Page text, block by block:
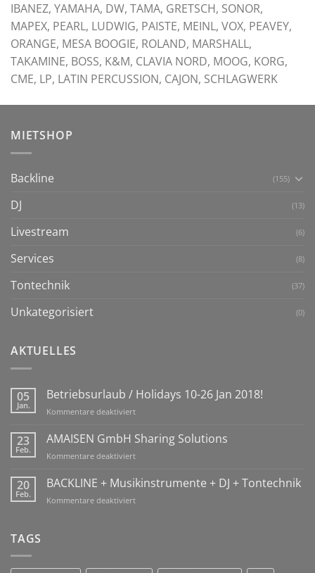
IBANEZ, YAMAHA, DW, TAMA, GRETSCH, SONOR,
MAPEX, PEARL, LUDWIG, PAISTE, MEINL, VOX, PEAVEY,
ORANGE, MESA BOOGIE, ROLAND, MARSHALL,
TAKAMINE, BOSS, K&M, CLAVIA NORD, MOOG, KORG,
CME, LP, LATIN PERCUSSION, CAJON, SCHLAGWERK
MIETSHOP
Backline (155)
DJ (13)
Livestream (6)
Services (8)
Tontechnik (37)
Unkategorisiert (0)
AKTUELLES
05
Jan.
Betriebsurlaub / Holidays 10-26 Jan 2018!
Kommentare deaktiviertfür
/
Holidays
10-
Jan
23
Feb.
AMAISEN GmbH Sharing Solutions
Kommentare deaktiviertfür
GmbH
Sharing
Solutions
20
Feb.
BACKLINE + Musikinstrumente + DJ + Tontechnik
Kommentare deaktiviertfür
TAGS